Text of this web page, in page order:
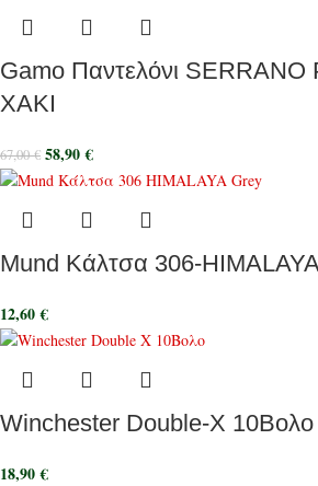
Gamo Παντελόνι SERRANO
ΧΑΚΙ
67,00€ 58,90€
Mund Κάλτσα 306-
12,60€
Winchester Double-X 10Βολο
18,90€